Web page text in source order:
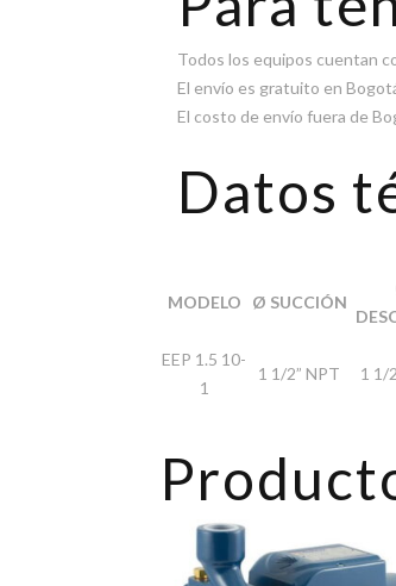
Todos los equipos cuentan
El envío es gratuito en
El costo de envío fuera de
Datos
MODELO Ø SUCCIÓN
EEP 1.5 10-
1
1 1/2” NPT 1 1/